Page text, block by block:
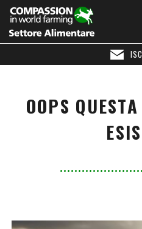
OOPS